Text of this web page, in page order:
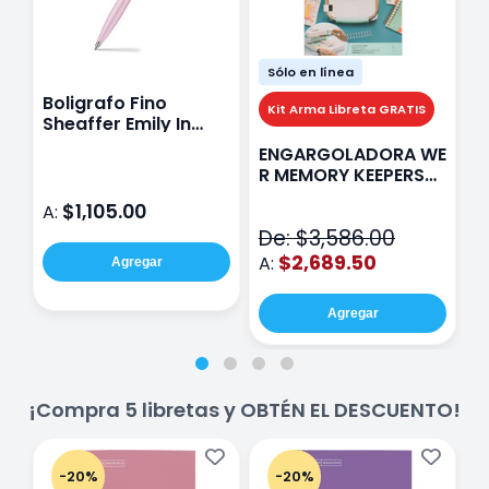
Boligrafo Fino
Sheaffer Emily In
A: $1,105.00
Agregar
Sólo en línea
Kit Arma Libreta GRATIS
ENGARGOLADORA WE
R MEMORY KEEPERS
De: $3,586.00
A: $2,689.50
Agregar
¡Compra 5 libretas y OBTÉN EL DESCUENTO!
-20% -20%